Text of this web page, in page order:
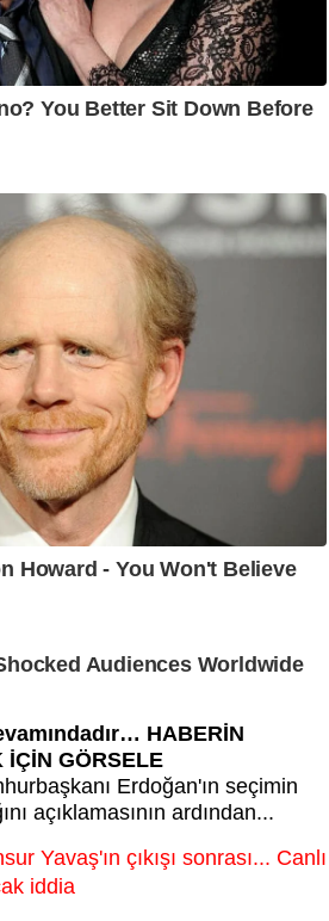
HABERİN
İÇİN GÖRSELE
Erdoğan'ın seçimin
açıklamasının ardından...
Yavaş'ın çıkışı sonrası... Canlı
iddia